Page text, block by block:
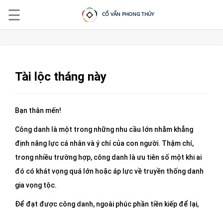
NHẬP
ĐĂNG
TRANG
CHỦ
KHOÁ
☰ CỐ VẤN PHONG THỦY
Tài lộc tháng này
Bạn thân mến!
Công danh là một trong những nhu cầu lớn nhằm khẳng
định năng lực cá nhân và ý chí của con người. Thậm chí,
trong nhiều trường hợp, công danh là ưu tiên số một khi ai
đó có khát vọng quá lớn hoặc áp lực về truyền thống danh
gia vọng tộc.
Để đạt được công danh, ngoài phúc phần tiền kiếp để lại,